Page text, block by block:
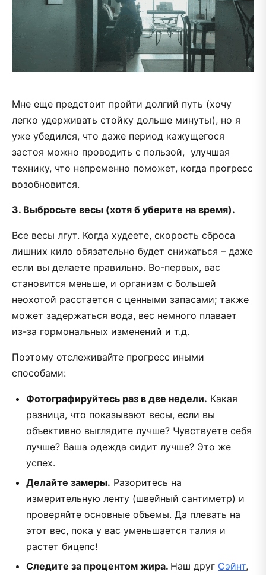
Мне еще предстоит пройти долгий путь (хочу
легко удерживать стойку дольше минуты), но я
уже убедился, что даже период кажущегося
застоя можно проводить с пользой, улучшая
технику, что непременно поможет, когда прогресс
возобновится.
3. Выбросьте весы (хотя б уберите на время).
Все весы лгут. Когда худеете, скорость сброса
лишних кило обязательно будет снижаться – даже
если вы делаете правильно. Во-первых, вас
становится меньше, и организм с большей
неохотой расстается с ценными запасами; также
может задержаться вода, вес немного плавает
из-за гормональных изменений и т.д.
Поэтому отслеживайте прогресс иными
способами:
Фотографируйтесь раз в две недели. Какая
разница, что показывают весы, если вы
объективно выглядите лучше? Чувствуете себя
лучше? Ваша одежда сидит лучше? Это же
успех.
Делайте замеры. Разоритесь на
измерительную ленту (швейный сантиметр) и
проверяйте основные объемы. Да плевать на
этот вес, пока у вас уменьшается талия и
растет бицепс!
Следите за процентом жира. Наш друг Сэйнт,